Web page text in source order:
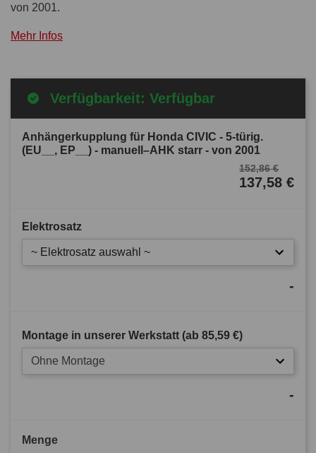
von 2001.
Mehr Infos
Verfügbarkeit: Verfügbar
Anhängerkupplung für Honda CIVIC - 5-türig.
(EU__, EP__) - manuell–AHK starr - von 2001
152,86 €
137,58 €
Elektrosatz
~ Elektrosatz auswahl ~
-
Montage in unserer Werkstatt (ab 85,59 €)
Ohne Montage
-
Menge